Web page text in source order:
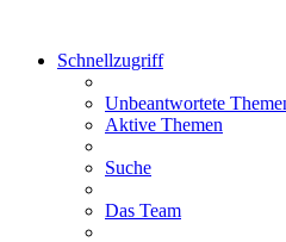
Schnellzugriff
Unbeantwortete
Aktive Themen
Suche
Das Team